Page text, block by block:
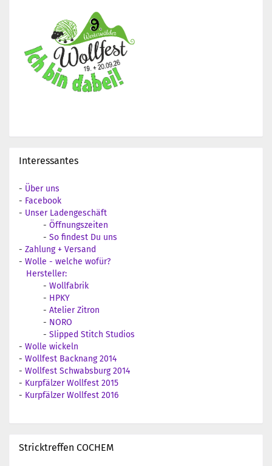
Interessantes
- Über uns
- Facebook
- Unser Ladengeschäft
- Öffnungszeiten
- So findest Du uns
- Zahlung + Versand
- Wolle - welche wofür?
Hersteller:
- Wollfabrik
- HPKY
- Atelier Zitron
- NORO
- Slipped Stitch Studios
- Wolle wickeln
- Wollfest Backnang 2014
- Wollfest Schwabsburg 2014
- Kurpfälzer Wollfest 2015
- Kurpfälzer Wollfest 2016
Stricktreffen COCHEM